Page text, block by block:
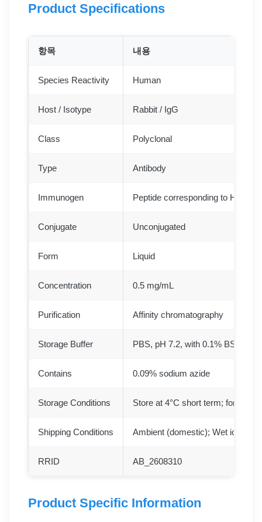
Product Specifications
항목 내용
Species Reactivity Human
Host / Isotype Rabbit / IgG
Class Polyclonal
Type Antibody
Immunogen Peptide corresponding to Human
Conjugate Unconjugated
Form Liquid
Concentration 0.5 mg/mL
Purification Affinity chromatography
Storage Buffer PBS, pH 7.2, with 0.1% BSA,
Contains 0.09% sodium azide
Storage Conditions Store at 4°C short term; for long
Shipping Conditions Ambient (domestic); Wet ice
RRID AB_2608310
Product Specific Information